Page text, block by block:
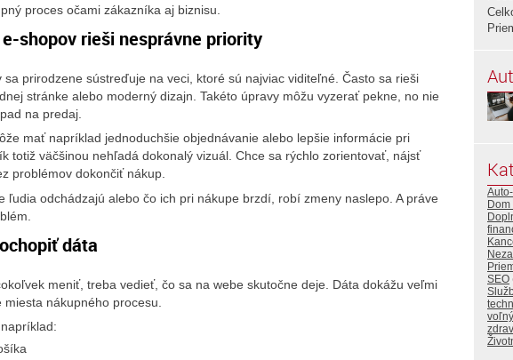
proces očami zákazníka aj biznisu.
shopov rieši nesprávne priority
sa prirodzene sústreďuje na veci, ktoré sú najviac viditeľné. Často sa rieši
stránke alebo moderný dizajn. Takéto úpravy môžu vyzerať pekne, no nie
na predaj.
mať napríklad jednoduchšie objednávanie alebo lepšie informácie pri
totiž väčšinou nehľadá dokonalý vizuál. Chce sa rýchlo zorientovať, nájsť
problémov dokončiť nákup.
ľudia odchádzajú alebo čo ich pri nákupe brzdí, robí zmeny naslepo. A práve
dáta
meniť, treba vedieť, čo sa na webe skutočne deje. Dáta dokážu veľmi
miesta nákupného procesu.
SEO